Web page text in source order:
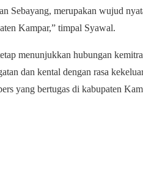
Sebayang, merupakan wujud
Kampar,” timpal Syawal.
menunjukkan hubungan
dan kental dengan rasa
yang bertugas di kabupaten